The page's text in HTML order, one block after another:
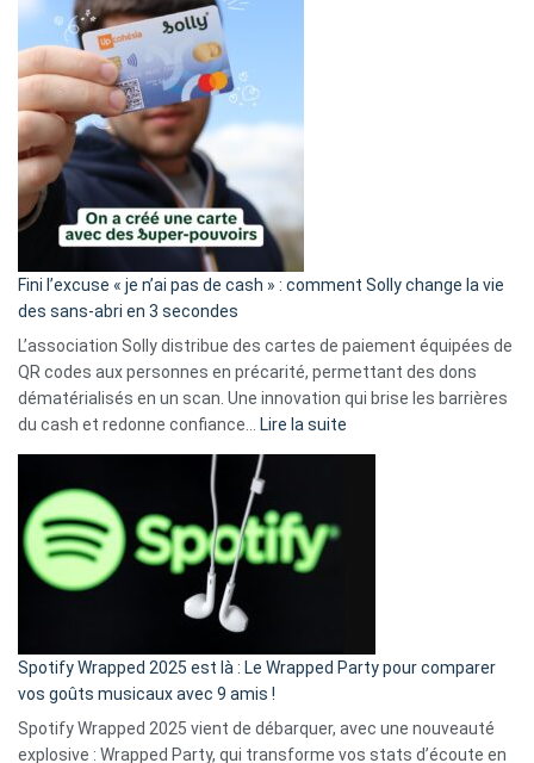
Fini l’excuse « je n’ai pas de cash » : comment Solly change la vie
des sans-abri en 3 secondes
L’association Solly distribue des cartes de paiement équipées de
QR codes aux personnes en précarité, permettant des dons
dématérialisés en un scan. Une innovation qui brise les barrières
du cash et redonne confiance…
Lire la suite
»
Solly
Spotify Wrapped 2025 est là : Le Wrapped Party pour comparer
vos goûts musicaux avec 9 amis !
Spotify Wrapped 2025 vient de débarquer, avec une nouveauté
explosive : Wrapped Party, qui transforme vos stats d’écoute en